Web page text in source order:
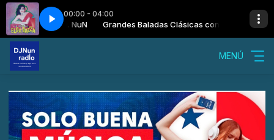
00:00 - 04:00
con Dj. NuN Grandes Baladas Clásicas con Dj. NuN
Elsa Baeza - Credo
MENÚ